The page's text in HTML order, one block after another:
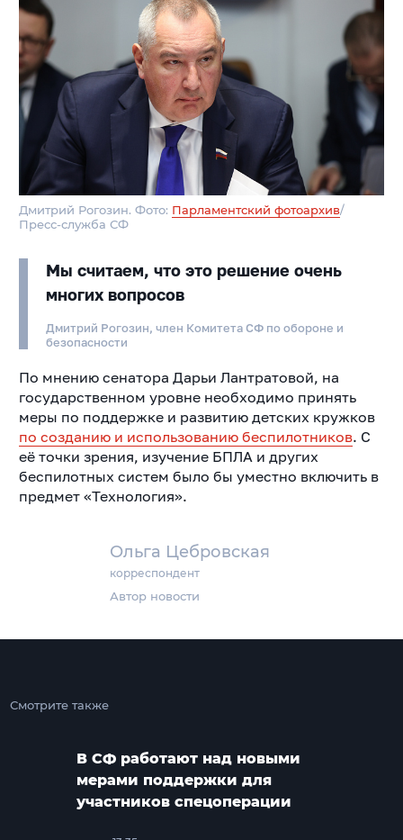
Ольга Цебровская
корреспондент
Автор новости
Дмитрий Рогозин. Фото: Парламентский фотоархив/
Пресс-служба СФ
Мы считаем, что это решение очень
многих вопросов
Дмитрий Рогозин, член Комитета СФ по обороне и
безопасности
По мнению сенатора Дарьи Лантратовой, на
государственном уровне необходимо принять
меры по поддержке и развитию детских кружков
по созданию и использованию беспилотников. С
её точки зрения, изучение БПЛА и других
беспилотных систем было бы уместно включить в
предмет «Технология».
Смотрите также
В СФ работают над новыми
мерами поддержки для
участников спецоперации